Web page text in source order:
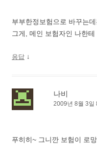
부부한정보험으로 바꾸는
그게, 메인 보험자인 나한
응답 ↓
나비
2009년 8월 3일
푸히히~ 그니깐 보험이 로망